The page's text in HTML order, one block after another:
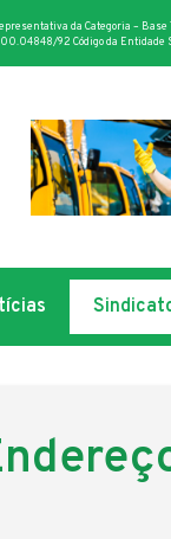
da Categoria –
92 Código da